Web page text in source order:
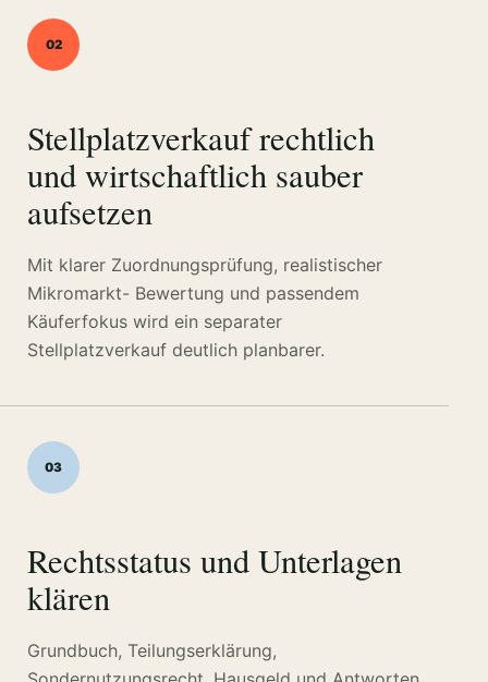
02
Stellplatzverkauf rechtlich
und wirtschaftlich sauber
aufsetzen
Mit klarer Zuordnungsprüfung, realistischer
Mikromarkt- Bewertung und passendem
Käuferfokus wird ein separater
Stellplatzverkauf deutlich planbarer.
03
Rechtsstatus und Unterlagen
klären
Grundbuch, Teilungserklärung,